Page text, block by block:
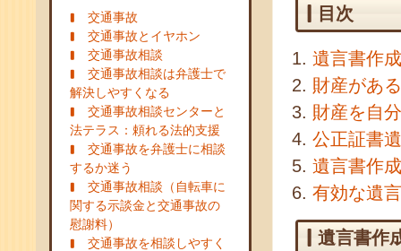
交通事故
交通事故とイヤホン
交通事故相談
交通事故相談は弁護士で
解決しやすくなる
交通事故相談センターと
法テラス：頼れる法的支援
交通事故を弁護士に相談
するか迷う
交通事故相談（自転車に
関する示談金と交通事故の
慰謝料）
交通事故を相談しやすく
目次
遺言書作
財産があ
財産を自
公正証書
遺言書作
有効な遺
遺言書作